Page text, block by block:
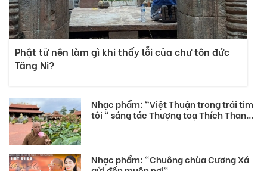
Phật tử nên làm gì khi thấy lỗi của chư tôn đức
Tăng Ni?
Nhạc phẩm: "Việt Thuận trong trái tim
tôi " sáng tác Thượng toạ Thích Thanh
Nhạc phẩm: "Chuông chùa Cương Xá